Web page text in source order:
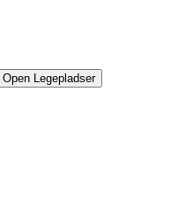
Open Legepladser